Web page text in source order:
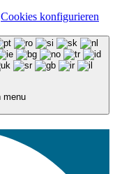
Cookies konfigurieren